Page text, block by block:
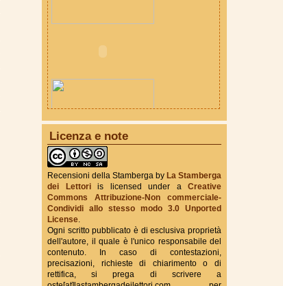
True Fantasy Italy
Licenza e note
Recensioni della Stamberga by La Stamberga
dei Lettoriis licensed under a Creative
Commons Attribuzione-Non commerciale-
Condividi allo stesso modo 3.0 Unported
License.
Ogni scritto pubblicato è di esclusiva proprietà
dell'autore, il quale è l'unico responsabile del
contenuto. In caso di contestazioni,
precisazioni, richieste di chiarimento o di
rettifica, si prega di scrivere a